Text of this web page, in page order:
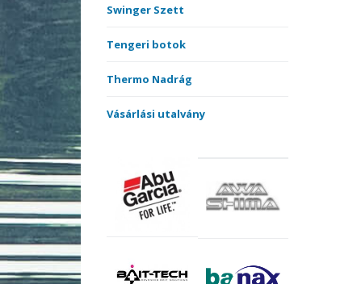
Swinger Szett
Tengeri botok
Thermo Nadrág
Vásárlási utalvány